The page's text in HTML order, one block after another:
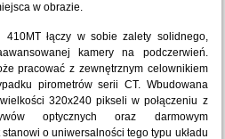
w obrazie.
410MT łączy w sobie zalety solidnego,
kamery na podczerwień.
pracować z zewnętrznym celownikiem
pirometrów serii CT. Wbudowana
320x240 pikseli w połączeniu z
optycznych oraz darmowym
o uniwersalności tego typu układu